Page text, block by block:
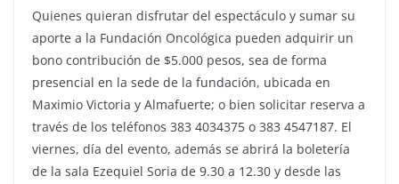
Quienes quieran disfrutar del espectáculo y sumar su
aporte a la Fundación Oncológica pueden adquirir un
bono contribución de $5.000 pesos, sea de forma
presencial en la sede de la fundación, ubicada en
Maximio Victoria y Almafuerte; o bien solicitar reserva a
través de los teléfonos 383 4034375 o 383 4547187. El
viernes, día del evento, además se abrirá la boletería
de la sala Ezequiel Soria de 9.30 a 12.30 y desde las